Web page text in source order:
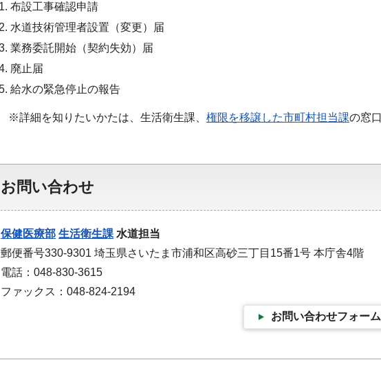
布設工事確認申請
水道技術管理者設置（変更）届
業務委託開始（契約失効）届
廃止届
給水の緊急停止の報告
※詳細を知りたいかたは、生活衛生課、 権限を移譲した市町村担当課の窓
お問い合わせ
保健医療部 生活衛生課 水道担当
郵便番号330-9301 埼玉県さいたま市浦和区高砂三丁目15番1号 本庁舎4階
電話：048-830-3615
ファックス：048-824-2194
お問い合わせフォーム